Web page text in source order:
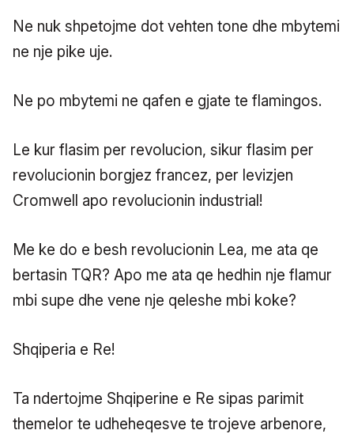
Ne nuk shpetojme dot vehten tone dhe mbytemi
ne nje pike uje.
Ne po mbytemi ne qafen e gjate te flamingos.
Le kur flasim per revolucion, sikur flasim per
revolucionin borgjez francez, per levizjen
Cromwell apo revolucionin industrial!
Me ke do e besh revolucionin Lea, me ata qe
bertasin TQR? Apo me ata qe hedhin nje flamur
mbi supe dhe vene nje qeleshe mbi koke?
Shqiperia e Re!
Ta ndertojme Shqiperine e Re sipas parimit
themelor te udheheqesve te trojeve arbenore,